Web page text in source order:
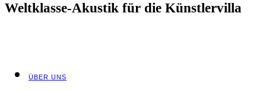
Welt­klas­se-Akus­tik für die Künstlervilla
ÜBER UNS